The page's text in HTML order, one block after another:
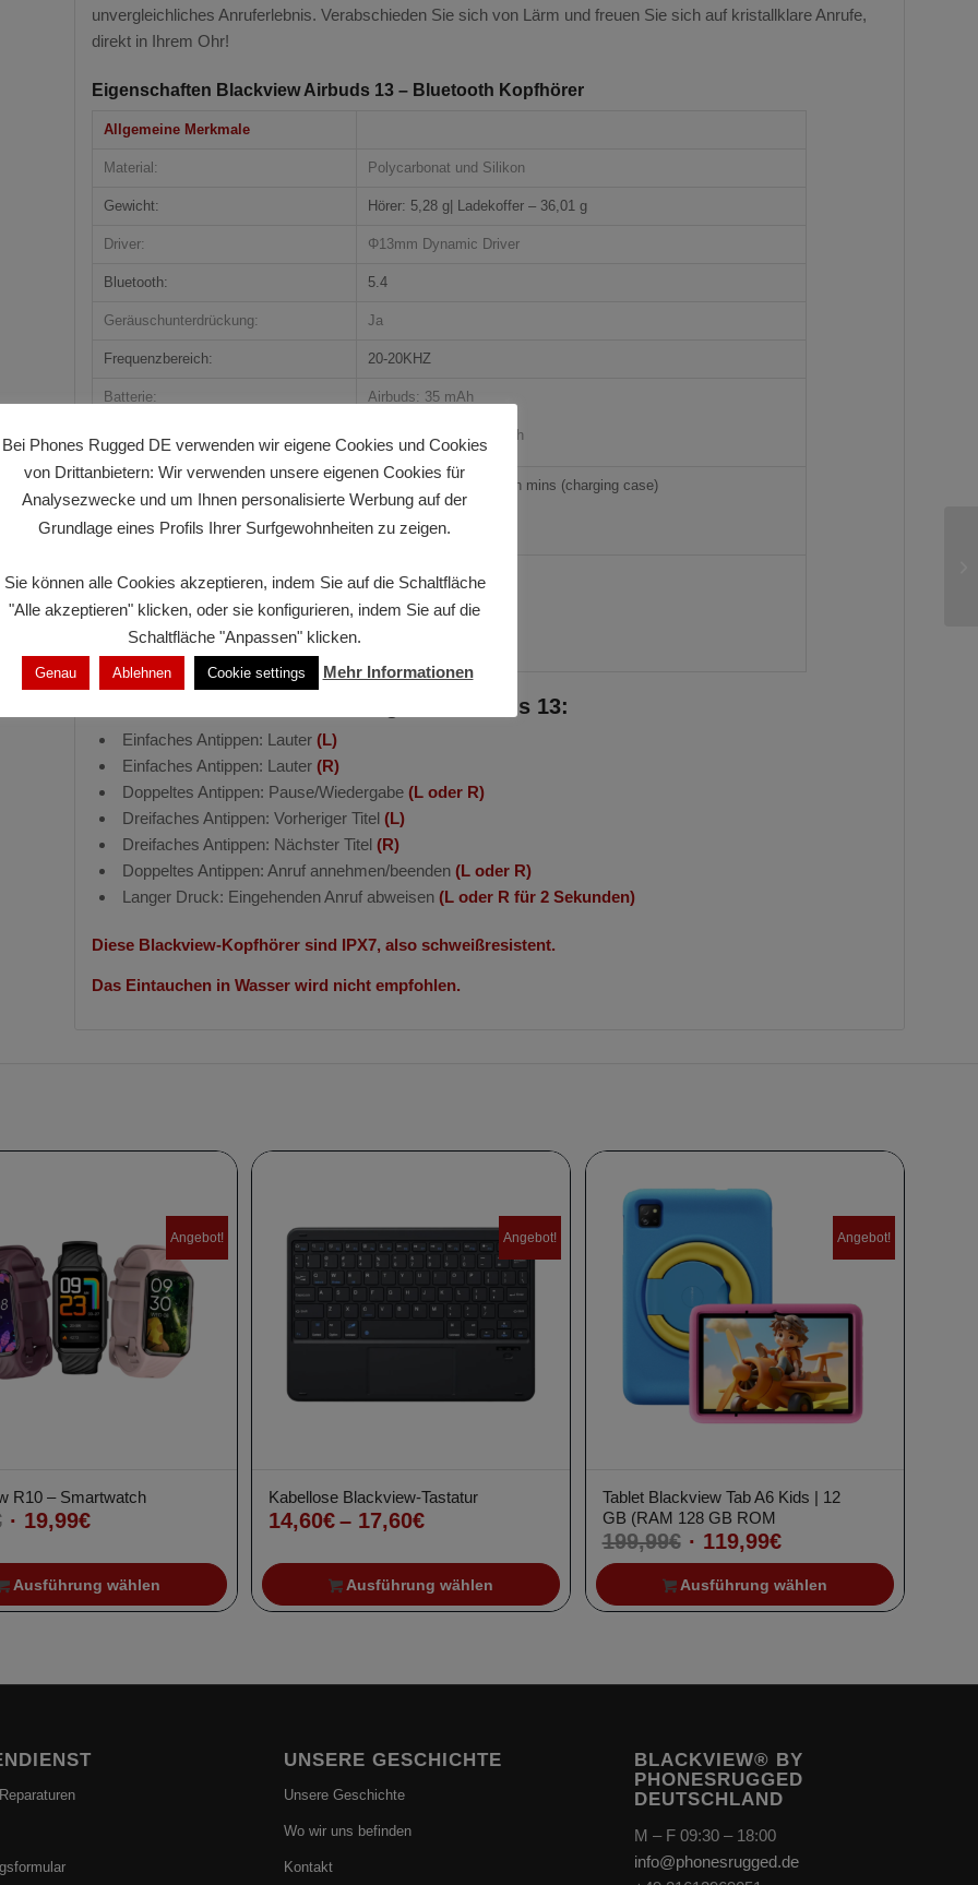
unvergleichliches Anruferlebnis. Verabschieden Sie sich von Lärm und freuen Sie sich auf kristallklare Anrufe,
direkt in Ihrem Ohr!
Eigenschaften Blackview Airbuds 13 – Bluetooth Kopfhörer
Allgemeine Merkmale
Material: Polycarbonat und Silikon
Gewicht: Hörer: 5,28 g| Ladekoffer – 36,01 g
Driver: Φ13mm Dynamic Driver
Bluetooth: 5.4
Geräuschunterdrückung: Ja
Frequenzbereich: 20-20KHZ
Batterie: Airbuds: 35 mAh
Charging case: 400 mAh
Anschluss zum Aufladen:
1h 5 mins (earbuds) / 2h mins (charging case)
USB Type-C
Inhalt der Packung:
Airbuds 13
Ladebox
Leitfaden für die Verwendung von Airbuds 13:
Einfaches Antippen: Lauter(L)
Einfaches Antippen: Lauter(R)
Doppeltes Antippen: Pause/Wiedergabe (L oder R)
Dreifaches Antippen: Vorheriger Titel(L)
Dreifaches Antippen: Nächster Titel (R)
Doppeltes Antippen: Anruf annehmen/beenden(L oder R)
Langer Druck: Eingehenden Anruf abweisen(L oder R für 2 Sekunden)
Diese Blackview-Kopfhörer sind IPX7, also schweißresistent.
Das Eintauchen in Wasser wird nicht empfohlen.
R10 – Smartwatch
Ursprünglicher
29,99€
19,99€Aktueller
19,99€.
Angebot!
Ausführung wählen
Kabellose Blackview-Tastatur
14,60€– 17,60€Preisspanne:
17,60€
Angebot!
Ausführung wählen
Tablet Blackview Tab A6 Kids | 12
GB (RAM 128 GB ROM
199,99€ Ursprünglicher
Preis
war:
199,99€
119,99€Aktueller
Preis
ist:
119,99€.
Angebot!
Ausführung wählen
UNSERE GESCHICHTE
Unsere Geschichte
Wo wir uns befinden
Kontakt
BLACKVIEW® BY
PHONESRUGGED
DEUTSCHLAND
M – F 09:30 – 18:00
info@phonesrugged.de
Bei Phones Rugged DE verwenden wir eigene Cookies und Cookies
von Drittanbietern: Wir verwenden unsere eigenen Cookies für
Analysezwecke und um Ihnen personalisierte Werbung auf der
Grundlage eines Profils Ihrer Surfgewohnheiten zu zeigen.
Sie können alle Cookies akzeptieren, indem Sie auf die Schaltfläche
"Alle akzeptieren" klicken, oder sie konfigurieren, indem Sie auf die
Schaltfläche "Anpassen" klicken.
Genau Ablehnen Cookie settings Mehr Informationen